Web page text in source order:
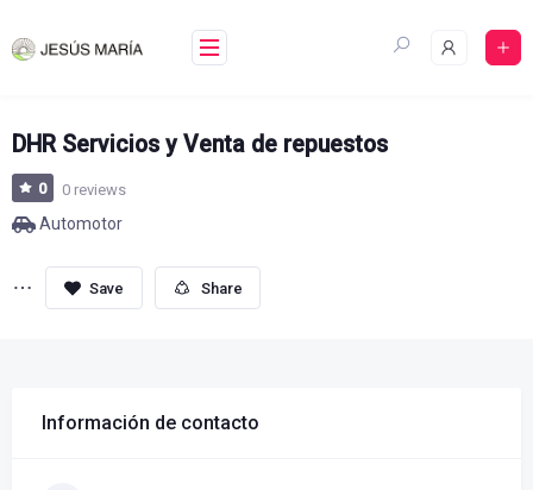
to
DHR Servicios y Venta de repuestos
0 0 reviews
Automotor
Share
Información de contacto